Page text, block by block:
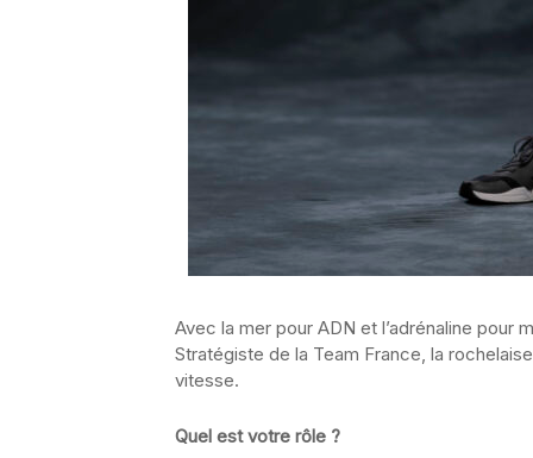
Avec la mer pour ADN et l’adrénaline pour
Stratégiste de la Team France, la
vitesse.
Quel est votre rôle ?